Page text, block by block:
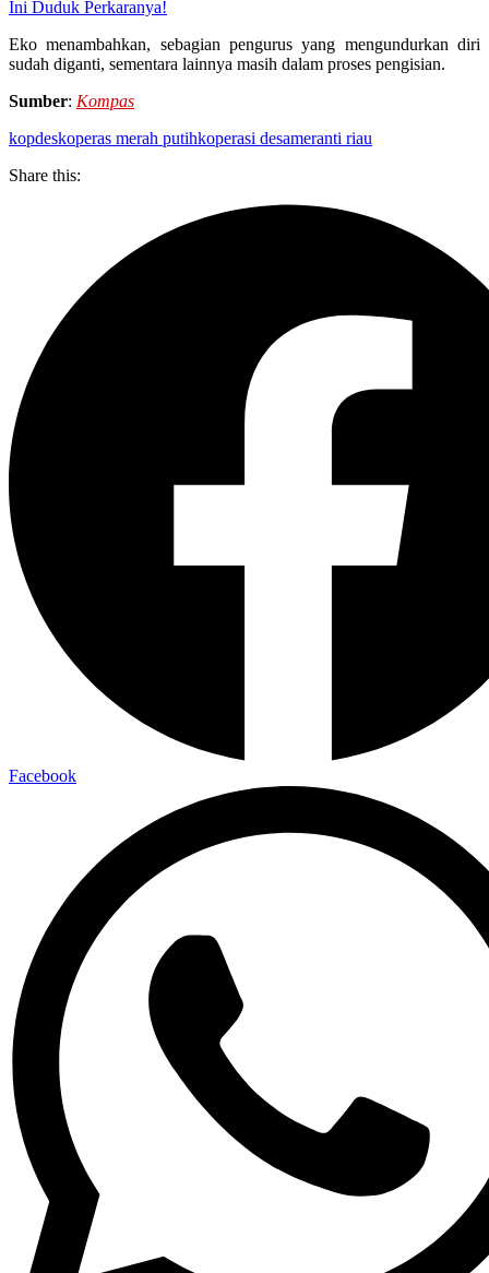
Ini Duduk Perkaranya!
Eko menambahkan, sebagian pengurus yang mengundurkan diri
sudah diganti, sementara lainnya masih dalam proses pengisian.
Sumber: Kompas
kopdeskoperas merah putihkoperasi desameranti riau
Share this:
Facebook